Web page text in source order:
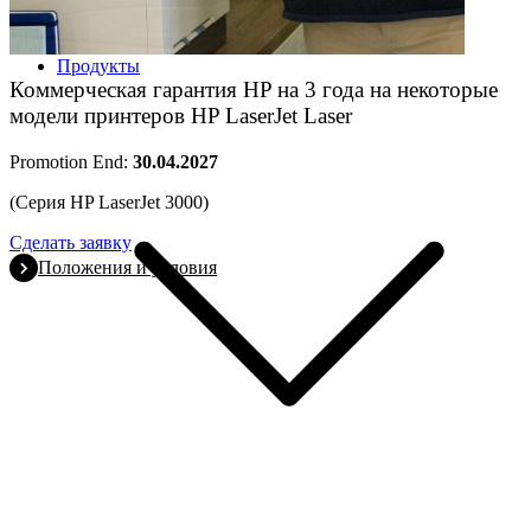
Продукты
Коммерческая гарантия HP на 3 года на некоторые
модели принтеров HP LaserJet Laser
Promotion End: 30.04.2027
(Серия HP LaserJet 3000)
Сделать заявку
Положения и условия